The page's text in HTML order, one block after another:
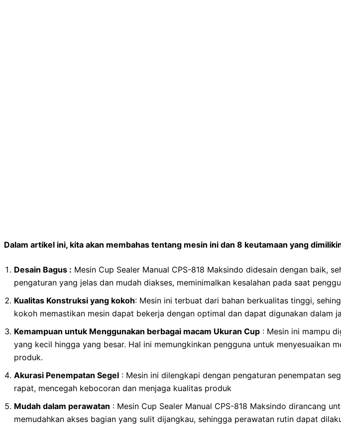
Dalam artikel ini, kita akan membahas tentang mesin ini dan 8 keutamaan yang
Desain Bagus : Mesin Cup Sealer Manual CPS-818 Maksindo didesain dengan baik,
pengaturan yang jelas dan mudah diakses, meminimalkan kesalahan pada saat
Kualitas Konstruksi yang kokoh: Mesin ini terbuat dari bahan berkualitas tinggi,
kokoh memastikan mesin dapat bekerja dengan optimal dan dapat digunakan dalam
Kemampuan untuk Menggunakan berbagai macam Ukuran Cup : Mesin ini mampu
yang kecil hingga yang besar. Hal ini memungkinkan pengguna untuk menyesuaikan
produk.
Akurasi Penempatan Segel : Mesin ini dilengkapi dengan pengaturan penempatan
rapat, mencegah kebocoran dan menjaga kualitas produk
Mudah dalam perawatan : Mesin Cup Sealer Manual CPS-818 Maksindo dirancang
memudahkan akses bagian yang sulit dijangkau, sehingga perawatan rutin dapat